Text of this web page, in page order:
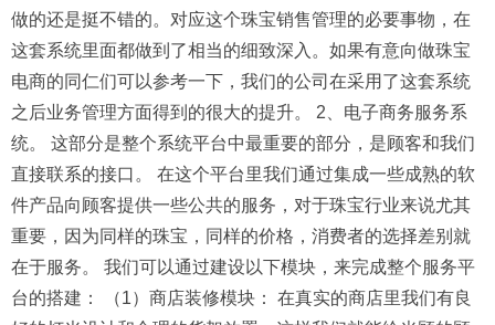
做的还是挺不错的。对应这个珠宝销售管理的必要事物，在
这套系统里面都做到了相当的细致深入。如果有意向做珠宝
电商的同仁们可以参考一下，我们的公司在采用了这套系统
之后业务管理方面得到的很大的提升。 2、电子商务服务系
统。 这部分是整个系统平台中最重要的部分，是顾客和我们
直接联系的接口。 在这个平台里我们通过集成一些成熟的软
件产品向顾客提供一些公共的服务，对于珠宝行业来说尤其
重要，因为同样的珠宝，同样的价格，消费者的选择差别就
在于服务。 我们可以通过建设以下模块，来完成整个服务平
台的搭建： （1）商店装修模块： 在真实的商店里我们有良